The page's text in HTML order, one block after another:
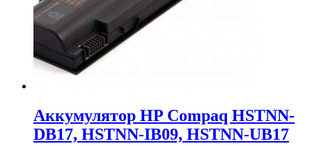
Аккумулятор HP Compaq HSTNN-
DB17, HSTNN-IB09, HSTNN-UB17